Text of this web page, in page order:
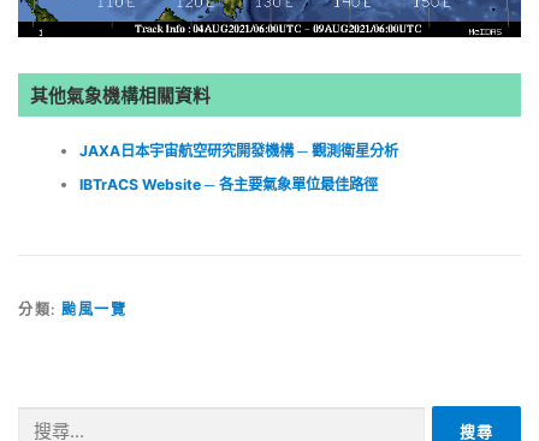
其他氣象機構相關資料
JAXA日本宇宙航空研究開發機構 ─ 觀測衛星分析
IBTrACS Website ─ 各主要氣象單位最佳路徑
分類: 颱風一覽